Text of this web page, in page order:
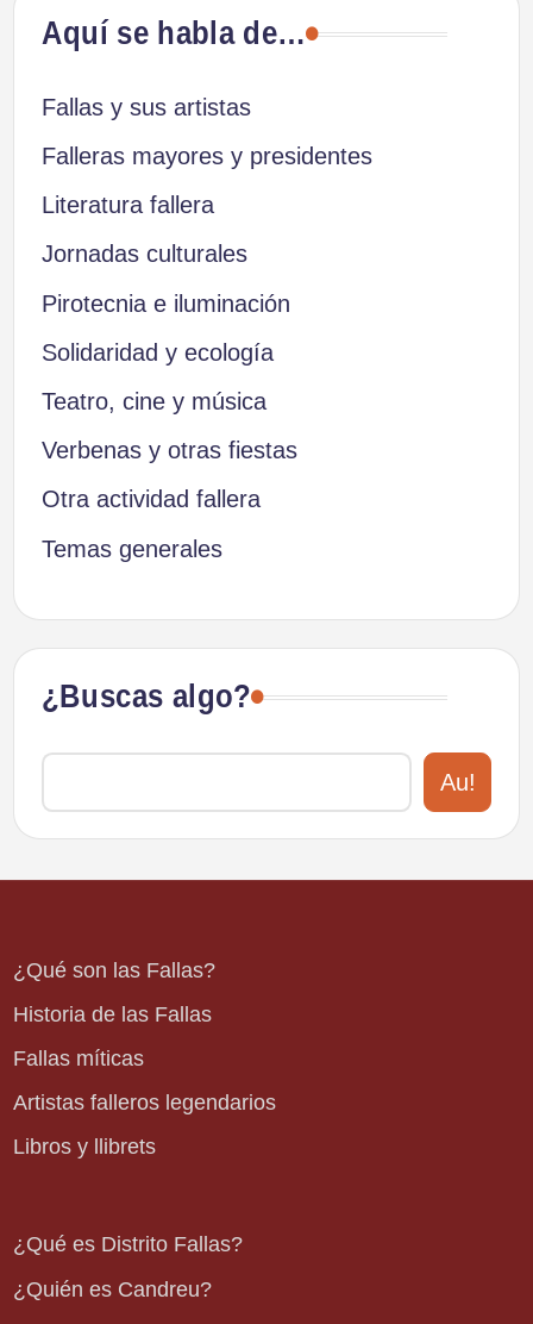
Aquí se habla de…
Fallas y sus artistas
Falleras mayores y presidentes
Literatura fallera
Jornadas culturales
Pirotecnia e iluminación
Solidaridad y ecología
Teatro, cine y música
Verbenas y otras fiestas
Otra actividad fallera
Temas generales
¿Buscas algo?
Au!
¿Qué son las Fallas?
Historia de las Fallas
Fallas míticas
Artistas falleros legendarios
Libros y llibrets
¿Qué es Distrito Fallas?
¿Quién es Candreu?